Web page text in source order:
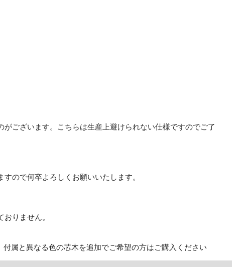
ございます。こちらは生産上避けられない仕様ですのでご了
ので何卒よろしくお願いいたします。
りません。
属と異なる色の芯木を追加でご希望の方はご購入ください